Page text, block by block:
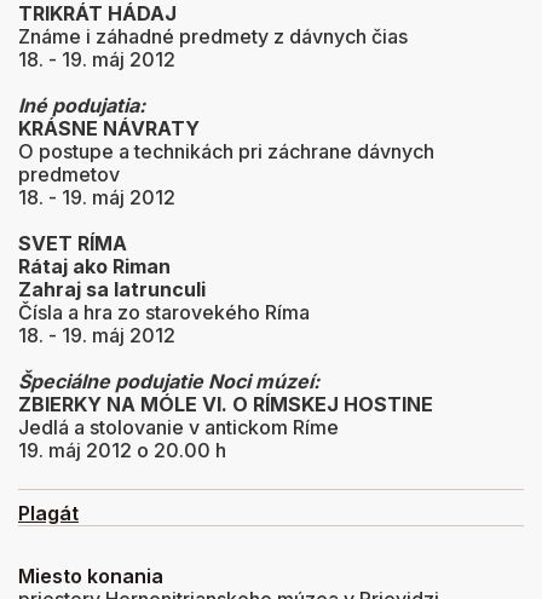
TRIKRÁT HÁDAJ
Známe i záhadné predmety z dávnych čias
18. - 19. máj 2012
Iné podujatia:
KRÁSNE NÁVRATY
O postupe a technikách pri záchrane dávnych
predmetov
18. - 19. máj 2012
SVET RÍMA
Rátaj ako Riman
Zahraj sa latrunculi
Čísla a hra zo starovekého Ríma
18. - 19. máj 2012
Špeciálne podujatie Noci múzeí:
ZBIERKY NA MÓLE VI. O RÍMSKEJ HOSTINE
Jedlá a stolovanie v antickom Ríme
19. máj 2012 o 20.00 h
Plagát
Miesto konania